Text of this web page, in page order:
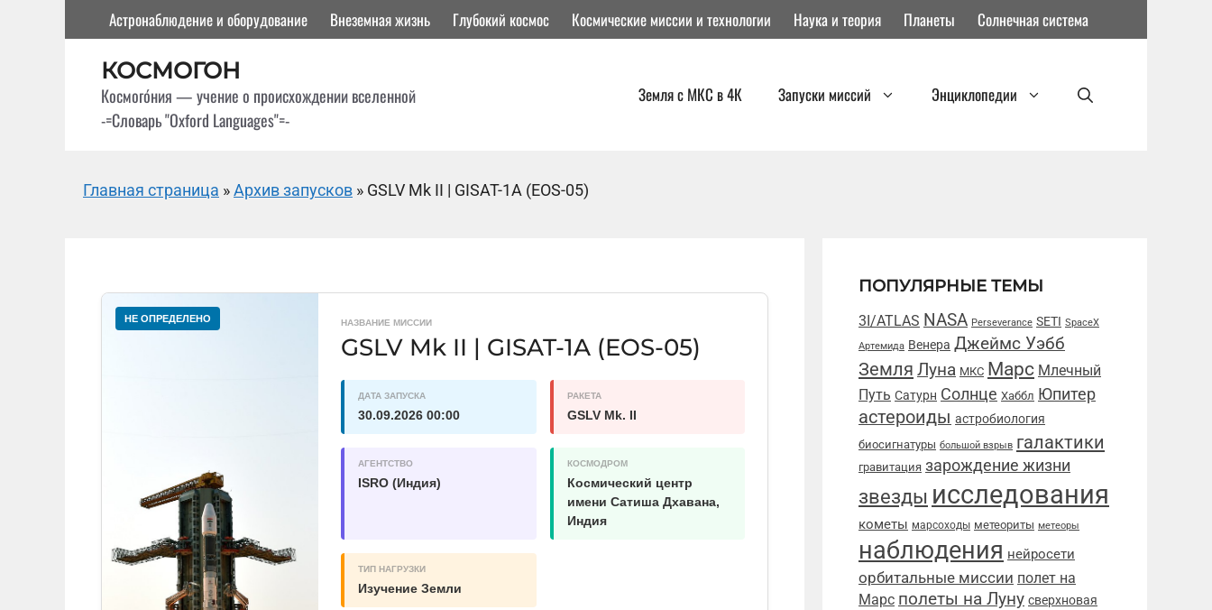
содержимому
Астронаблюдение и оборудование Внеземная жизнь Глубокий космос Космические миссии и технологии Наука и теория Планеты Солнечная система
КОСМОГОН
Космого́ния — учение о происхождении вселенной
-=Словарь "Oxford Languages"=-
Земля с МКС в 4К Запуски миссий Энциклопедии
Главная страница »Архив запусков » GSLV Mk II | GISAT-1A (EOS-05)
НЕ ОПРЕДЕЛЕНО НАЗВАНИЕ МИССИИ
GSLV Mk II | GISAT-1A (EOS-05)
ДАТА ЗАПУСКА
30.09.2026 00:00
РАКЕТА
GSLV Mk. II
АГЕНТСТВО
ISRO (Индия)
КОСМОДРОМ
Космический центр
имени Сатиша Дхавана,
Индия
ТИП НАГРУЗКИ
Изучение Земли
ПОПУЛЯРНЫЕ ТЕМЫ
3I/ATLAS NASA Perseverance SETI SpaceX
Артемида Венера Джеймс Уэбб
Земля Луна МКС Марс Млечный
Путь Сатурн Солнце Хаббл Юпитер
астероиды астробиология
биосигнатуры большой взрыв галактики
гравитация зарождение жизни
звезды исследования
кометы марсоходы метеориты метеоры
наблюдения нейросети
орбитальные миссии полет на
Марс полеты на Луну сверхновая